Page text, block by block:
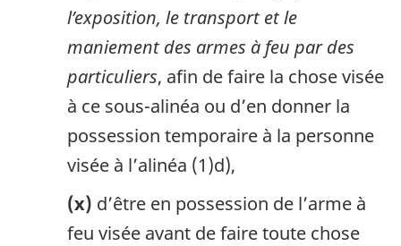
l’exposition, le transport et le
maniement des armes à feu par des
particuliers, afin de faire la chose visée
à ce sous-alinéa ou d’en donner la
possession temporaire à la personne
visée à l’alinéa (1)d),
(x) d’être en possession de l’arme à
feu visée avant de faire toute chose